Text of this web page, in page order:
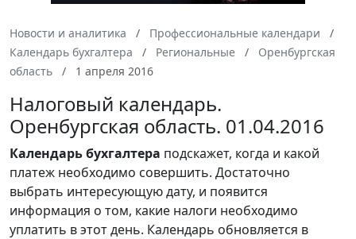
Новости и аналитика
Профессиональные календари
Календарь бухгалтера
Региональные
Оренбургская
область
1 апреля 2016
Налоговый календарь.
Оренбургская область. 01.04.2016
Календарьбухгалтера подскажет, когда и какой
платеж необходимо совершить. Достаточно
выбрать интересующую дату, и появится
информация о том, какие налоги необходимо
уплатить в этот день. Календарь обновляется в